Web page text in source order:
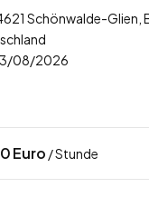
Schönwalde-Glien,
08/2026
Euro / Stunde